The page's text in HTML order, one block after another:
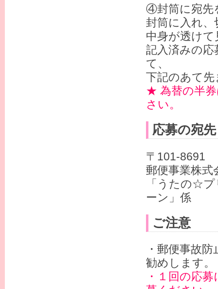
④封筒に宛先
封筒に入れ
中身が透け
記入済みの応
て、
下記のあて
★ 為替の半券
さい。
応募の宛先
〒101-8691
郵便事業株
「うたの☆
ーン」係
ご注意
・郵便事故
勧めします。
・１回の応